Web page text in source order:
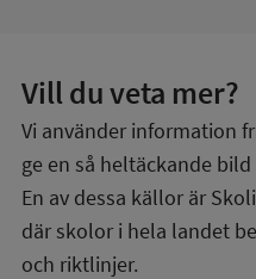
Vill du veta mer?
Vi använder information
ge en så heltäckande
En av dessa källor är
där skolor i hela landet
och riktlinjer.